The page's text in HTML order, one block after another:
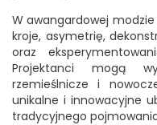
W awangardowej
kroje, asymetrię,
oraz
Projektanci mogą
rzemieślnicze i
unikalne i innowacyjne
tradycyjnego